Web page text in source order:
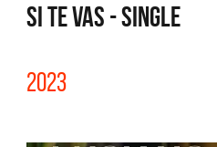
SI TE VAS - SINGLE
2023